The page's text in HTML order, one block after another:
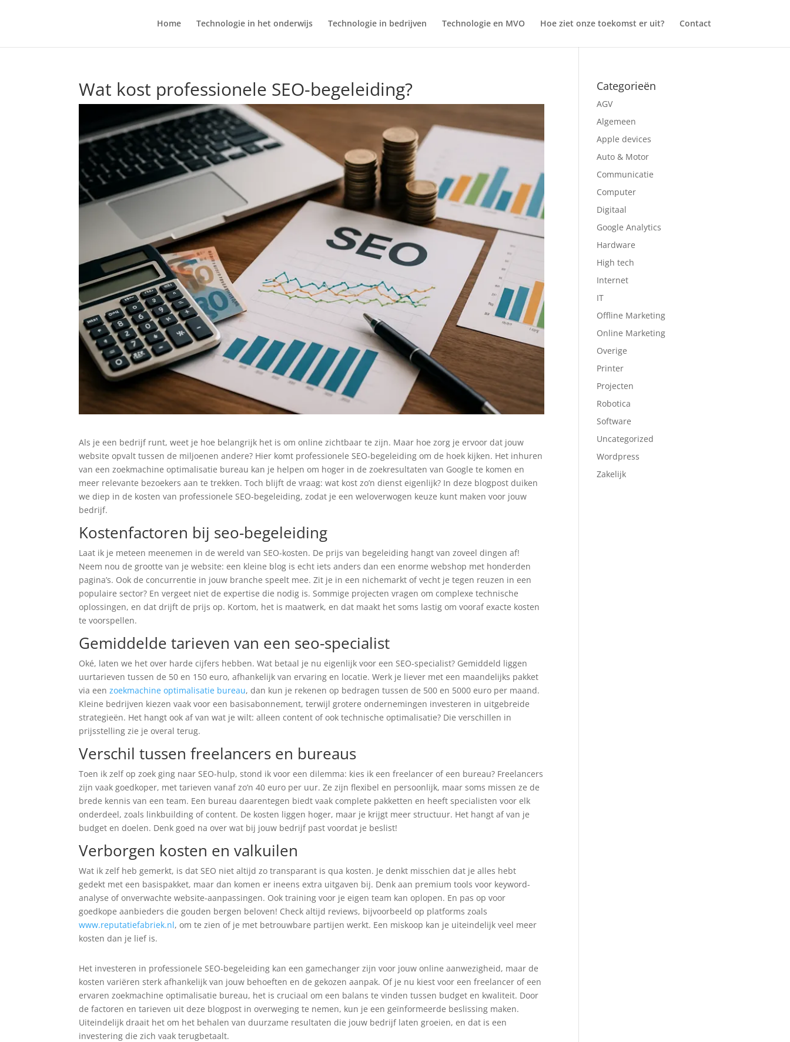
Home Technologie in het onderwijs Technologie in bedrijven Technologie en MVO Hoe ziet onze toekomst er uit? Contact
Wat kost professionele SEO-begeleiding?
Als je een bedrijf runt, weet je hoe belangrijk het is om online zichtbaar te zijn. Maar hoe zorg je ervoor dat jouw
website opvalt tussen de miljoenen andere? Hier komt professionele SEO-begeleiding om de hoek kijken. Het inhuren
van een zoekmachine optimalisatie bureau kan je helpen om hoger in de zoekresultaten van Google te komen en
meer relevante bezoekers aan te trekken. Toch blijft de vraag: wat kost zo’n dienst eigenlijk? In deze blogpost duiken
we diep in de kosten van professionele SEO-begeleiding, zodat je een weloverwogen keuze kunt maken voor jouw
bedrijf.
Kostenfactoren bij seo-begeleiding
Laat ik je meteen meenemen in de wereld van SEO-kosten. De prijs van begeleiding hangt van zoveel dingen af!
Neem nou de grootte van je website: een kleine blog is echt iets anders dan een enorme webshop met honderden
pagina’s. Ook de concurrentie in jouw branche speelt mee. Zit je in een nichemarkt of vecht je tegen reuzen in een
populaire sector? En vergeet niet de expertise die nodig is. Sommige projecten vragen om complexe technische
oplossingen, en dat drijft de prijs op. Kortom, het is maatwerk, en dat maakt het soms lastig om vooraf exacte kosten
te voorspellen.
Gemiddelde tarieven van een seo-specialist
Oké, laten we het over harde cijfers hebben. Wat betaal je nu eigenlijk voor een SEO-specialist? Gemiddeld liggen
uurtarieven tussen de 50 en 150 euro, afhankelijk van ervaring en locatie. Werk je liever met een maandelijks pakket
via eenzoekmachine optimalisatie bureau, dan kun je rekenen op bedragen tussen de 500 en 5000 euro per maand.
Kleine bedrijven kiezen vaak voor een basisabonnement, terwijl grotere ondernemingen investeren in uitgebreide
strategieën. Het hangt ook af van wat je wilt: alleen content of ook technische optimalisatie? Die verschillen in
prijsstelling zie je overal terug.
Verschil tussen freelancers en bureaus
Toen ik zelf op zoek ging naar SEO-hulp, stond ik voor een dilemma: kies ik een freelancer of een bureau? Freelancers
zijn vaak goedkoper, met tarieven vanaf zo’n 40 euro per uur. Ze zijn flexibel en persoonlijk, maar soms missen ze de
brede kennis van een team. Een bureau daarentegen biedt vaak complete pakketten en heeft specialisten voor elk
onderdeel, zoals linkbuilding of content. De kosten liggen hoger, maar je krijgt meer structuur. Het hangt af van je
budget en doelen. Denk goed na over wat bij jouw bedrijf past voordat je beslist!
Verborgen kosten en valkuilen
Wat ik zelf heb gemerkt, is dat SEO niet altijd zo transparant is qua kosten. Je denkt misschien dat je alles hebt
gedekt met een basispakket, maar dan komen er ineens extra uitgaven bij. Denk aan premium tools voor keyword-
analyse of onverwachte website-aanpassingen. Ook training voor je eigen team kan oplopen. En pas op voor
goedkope aanbieders die gouden bergen beloven! Check altijd reviews, bijvoorbeeld op platforms zoals
www.reputatiefabriek.nl, om te zien of je met betrouwbare partijen werkt. Een miskoop kan je uiteindelijk veel meer
kosten dan je lief is.
Het investeren in professionele SEO-begeleiding kan een gamechanger zijn voor jouw online aanwezigheid, maar de
kosten variëren sterk afhankelijk van jouw behoeften en de gekozen aanpak. Of je nu kiest voor een freelancer of een
ervaren zoekmachine optimalisatie bureau, het is cruciaal om een balans te vinden tussen budget en kwaliteit. Door
de factoren en tarieven uit deze blogpost in overweging te nemen, kun je een geïnformeerde beslissing maken.
Uiteindelijk draait het om het behalen van duurzame resultaten die jouw bedrijf laten groeien, en dat is een
investering die zich vaak terugbetaalt.
Categorieën
AGV
Algemeen
Apple devices
Auto & Motor
Communicatie
Computer
Digitaal
Google Analytics
Hardware
High tech
Internet
IT
Offline Marketing
Online Marketing
Overige
Printer
Projecten
Robotica
Software
Uncategorized
Wordpress
Zakelijk